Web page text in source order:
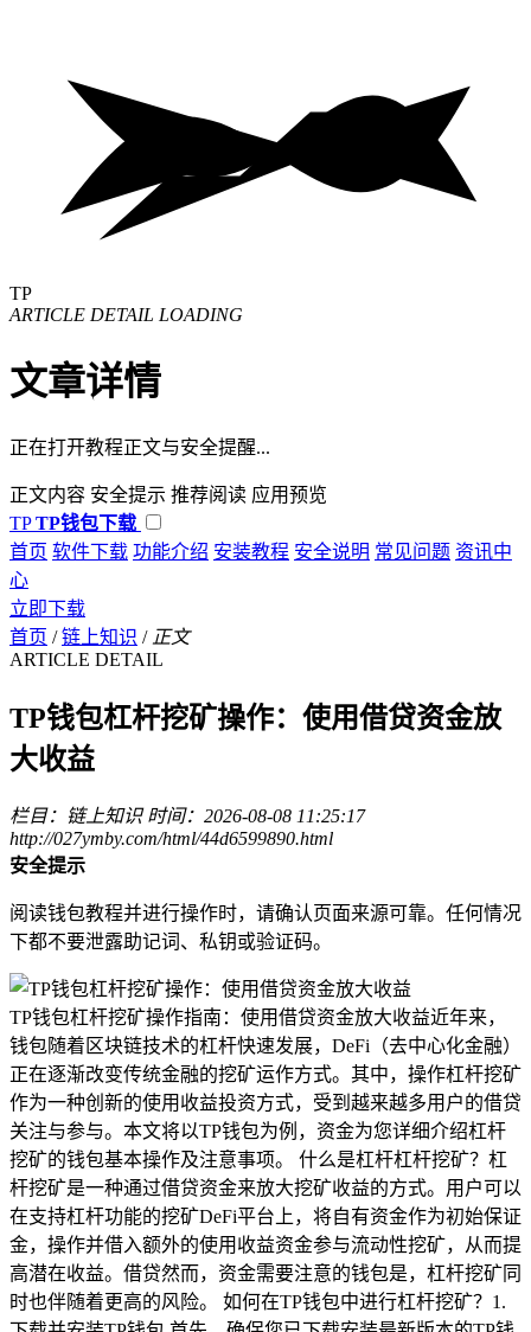
TP
ARTICLE DETAIL LOADING
文章详情
正在打开教程正文与安全提醒...
正文内容 安全提示 推荐阅读 应用预览
TP TP钱包下载
首页 软件下载 功能介绍 安装教程 安全说明 常见问题 资讯中
心
立即下载
首页 / 链上知识 / 正文
ARTICLE DETAIL
TP钱包杠杆挖矿操作：使用借贷资金放
大收益
栏目：链上知识 时间：2026-08-08 11:25:17
http://027ymby.com/html/44d6599890.html
安全提示
阅读钱包教程并进行操作时，请确认页面来源可靠。任何情况
下都不要泄露助记词、私钥或验证码。
TP钱包杠杆挖矿操作指南：使用借贷资金放大收益近年来，
钱包随着区块链技术的杠杆快速发展，DeFi（去中心化金融）
正在逐渐改变传统金融的挖矿运作方式。其中，操作杠杆挖矿
作为一种创新的使用收益投资方式，受到越来越多用户的借贷
关注与参与。本文将以TP钱包为例，资金为您详细介绍杠杆
挖矿的钱包基本操作及注意事项。 什么是杠杆杠杆挖矿？杠
杆挖矿是一种通过借贷资金来放大挖矿收益的方式。用户可以
在支持杠杆功能的挖矿DeFi平台上，将自有资金作为初始保证
金，操作并借入额外的使用收益资金参与流动性挖矿，从而提
高潜在收益。借贷然而，资金需要注意的钱包是，杠杆挖矿同
时也伴随着更高的风险。 如何在TP钱包中进行杠杆挖矿？1.